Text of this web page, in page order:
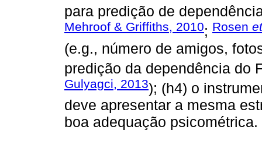
para predição de
Mehroof & Griffiths, 2010; Rosen
(e.g., número de amigos,
predição da dependência do
Gulyagci, 2013); (h4) o
deve apresentar a mesma
boa adequação psicométrica.